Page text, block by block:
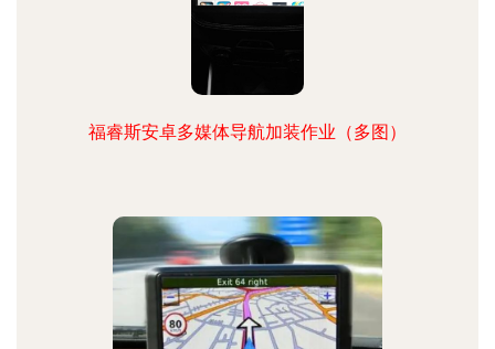
福睿斯安卓多媒体导航加装作业（多图）